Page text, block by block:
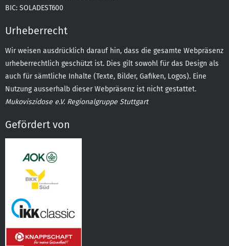
BIC: SOLADEST600
Urheberrecht
Wir weisen ausdrücklich darauf hin, dass die gesamte Webpräsenz
urheberrechtlich geschützt ist. Dies gilt sowohl für das Design als
auch für sämtliche Inhalte (Texte, Bilder, Gafiken, Logos). Eine
Nutzung ausserhalb dieser Webpräsenz ist nicht gestattet.
Mukoviszidose e.V. Regionalgruppe Stuttgart
Gefördert von